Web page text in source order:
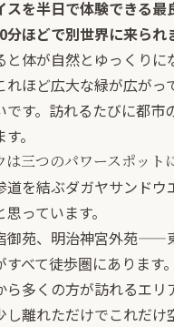
スを半日で体験できる最
ほどで別世界に来られ
体が自然とゆっくりに
れほど広大な緑が広がっ
です。訪れるたびに都市
。
は三つのパワースポット
道を結ぶダガヤサンドウ
っています。
御苑、明治神宮外苑——
すべて徒歩圏にあります
ら多くの方が訪れるエリ
し離れただけでこれだけ